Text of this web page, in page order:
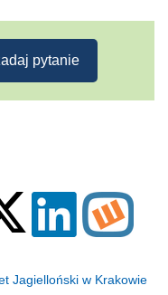
pytanie
Jagielloński w Krakowie